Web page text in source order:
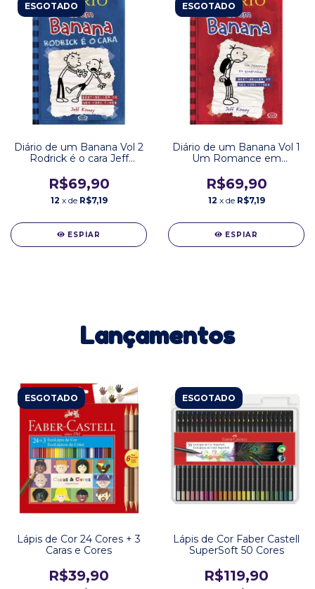
ESGOTADO
Diário de um Banana Vol 2
Rodrick é o cara Jeff
R$69,90
12 x de R$7,19
ESPIAR
ESGOTADO
Diário de um Banana Vol 1
Um Romance em
Editora VR
R$69,90
12 x de R$7,19
ESPIAR
Lançamentos
ESGOTADO
Lápis de Cor 24 Cores + 3
Caras e Cores
R$39,90
ESGOTADO
Lápis de Cor Faber Castell
SuperSoft 50 Cores
R$119,90